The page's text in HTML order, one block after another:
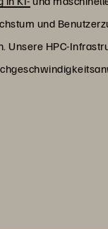
und
HPC-